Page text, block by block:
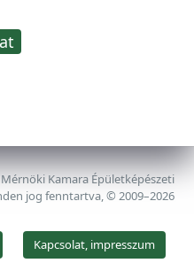
Mérnöki Kamara Épületképészeti
jog fenntartva, © 2009–2026
Kapcsolat, impresszum